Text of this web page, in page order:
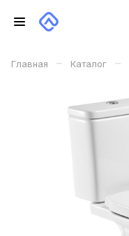
Главная – Каталог –